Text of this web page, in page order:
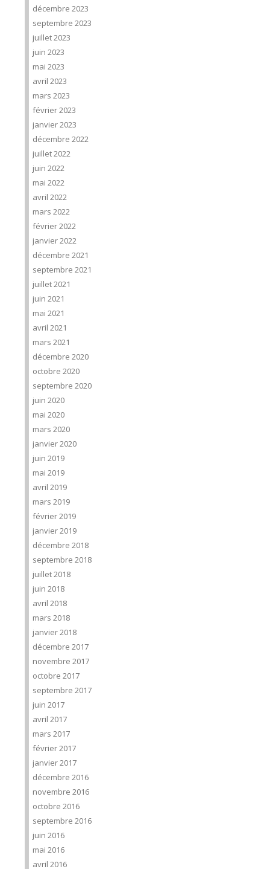
décembre 2023
septembre 2023
juillet 2023
juin 2023
mai 2023
avril 2023
mars 2023
février 2023
janvier 2023
décembre 2022
juillet 2022
juin 2022
mai 2022
avril 2022
mars 2022
février 2022
janvier 2022
décembre 2021
septembre 2021
juillet 2021
juin 2021
mai 2021
avril 2021
mars 2021
décembre 2020
octobre 2020
septembre 2020
juin 2020
mai 2020
mars 2020
janvier 2020
juin 2019
mai 2019
avril 2019
mars 2019
février 2019
janvier 2019
décembre 2018
septembre 2018
juillet 2018
juin 2018
avril 2018
mars 2018
janvier 2018
décembre 2017
novembre 2017
octobre 2017
septembre 2017
juin 2017
avril 2017
mars 2017
février 2017
janvier 2017
décembre 2016
novembre 2016
octobre 2016
septembre 2016
juin 2016
mai 2016
avril 2016